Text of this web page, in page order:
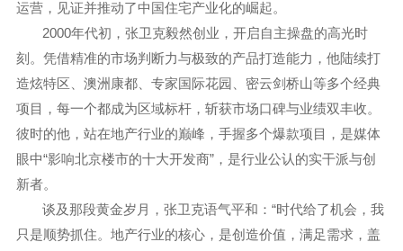
运营，见证并推动了中国住宅产业化的崛起。
2000年代初，张卫克毅然创业，开启自主操盘的高光时
刻。凭借精准的市场判断力与极致的产品打造能力，他陆续打
造炫特区、 澳洲康都、 专家国际花园、密云剑桥山等多个经典
项目，每一个都成为区域标杆，斩获市场口碑与业绩双丰收。
彼时的他，站在地产行业的巅峰，手握多个爆款项目，是媒体
眼中“影响北京楼市的十大开发商”，是行业公认的实干派与创
新者。
谈及那段黄金岁月，张卫克语气平和： “时代给了机会，我
只是顺势抓住。地产行业的核心，是创造价值，满足需求， 盖